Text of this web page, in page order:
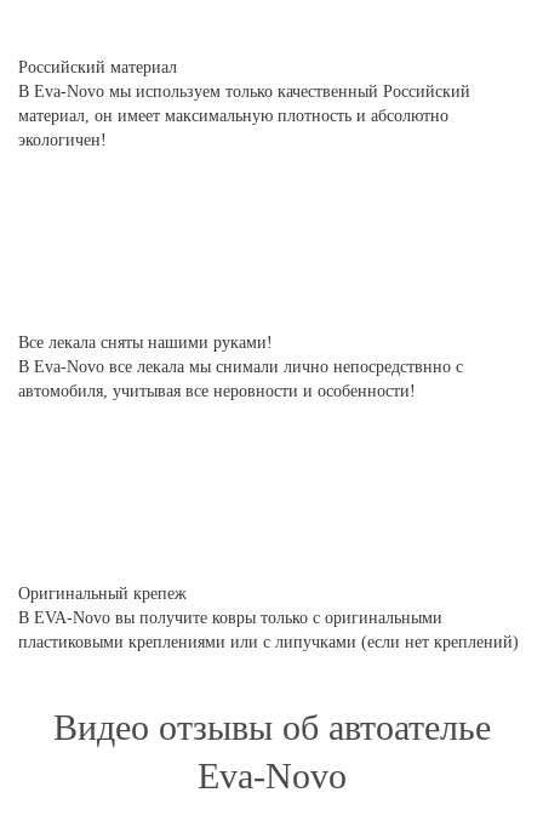
Российский материал
В Eva-Novo мы используем только качественный Российский
материал, он имеет максимальную плотность и абсолютно
экологичен!
Все лекала сняты нашими руками!
В Eva-Novo все лекала мы снимали лично непосредствнно с
автомобиля, учитывая все неровности и особенности!
Оригинальный крепеж
В EVA-Novo вы получите ковры только с оригинальными
пластиковыми креплениями или с липучками (если нет креплений)
Видео отзывы об автоателье
Eva-Novo